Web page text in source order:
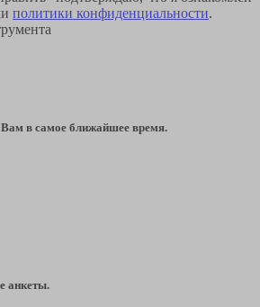
политики конфиденциальности.
в самое ближайшее время.
анкеты.